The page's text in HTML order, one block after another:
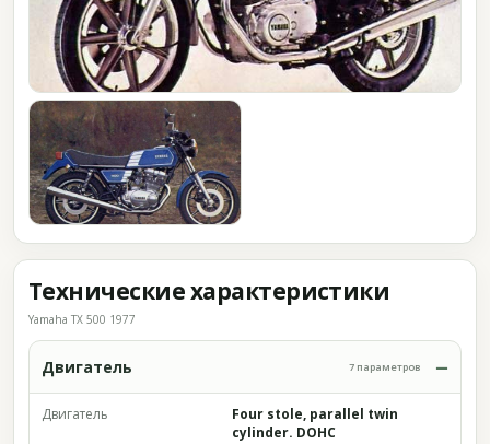
Технические характеристики
Yamaha TX 500 1977
Двигатель 7 параметров
Двигатель
Four stole, parallel twin
cylinder. DOHC